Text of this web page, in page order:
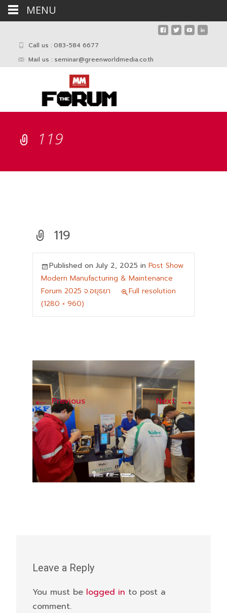
Call us : 083-584 6677
Mail us : seminar@greenworldmedia.co.th
119
119
Published on July 2, 2025 in Post Show
Modern Manufacturing & Maintenance
Forum 2025 จ.อยุธยา
Full resolution
(1280 × 960)
←Previous Next →
Leave a Reply
You must be logged in to post a
comment.
MENU